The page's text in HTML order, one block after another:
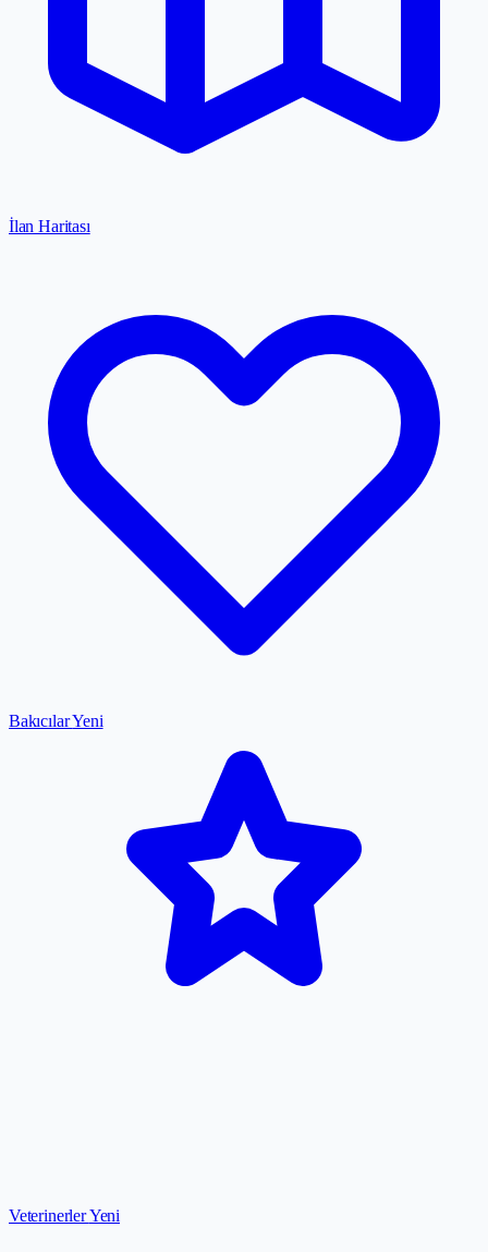
İlan Haritası
BakıcılarYeni
VeterinerlerYeni